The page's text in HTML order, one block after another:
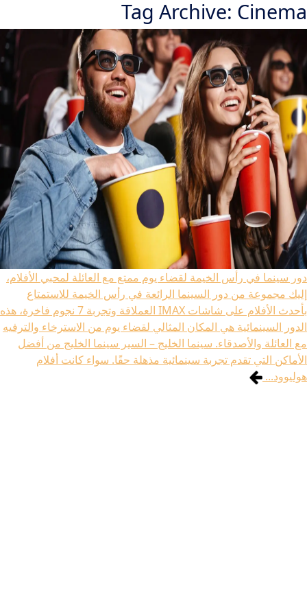
Tag Archive: Cinema
دور سينما في رأس الخيمة لقضاء يوم ممتع مع العائلة لمحبي الأفلام،
إليك مجموعة من دور السينما الرائعة في رأس الخيمة للاستمتاع
بأحدث الأفلام على شاشات IMAX العملاقة وتجربة 7 نجوم فاخرة، هذه
الدور السينمائية هي المكان المثالي لقضاء يوم من الاسترخاء والترفيه
مع العائلة والأصدقاء. سينما الخليج – السير سينما الخليج من أفضل
الأماكن التي تقدم تجربة سينمائية مذهلة حقًا. سواء كانت أفلام
هوليوود...